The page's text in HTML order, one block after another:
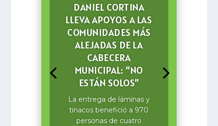
DANIEL CORTINA
LLEVA APOYOS A LAS
COMUNIDADES MÁS
ALEJADAS DE LA
CABECERA
MUNICIPAL: “NO
ESTÁN SOLOS”
La entrega de láminas y
tinacos benefició a 970
personas de cuatro